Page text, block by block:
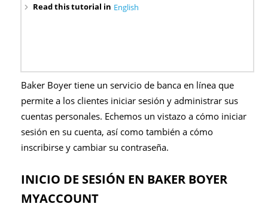
English
Read this tutorial in
Baker Boyer tiene un servicio de banca en línea que
permite a los clientes iniciar sesión y administrar sus
cuentas personales. Echemos un vistazo a cómo iniciar
sesión en su cuenta, así como también a cómo
inscribirse y cambiar su contraseña.
INICIO DE SESIÓN EN BAKER BOYER
MYACCOUNT